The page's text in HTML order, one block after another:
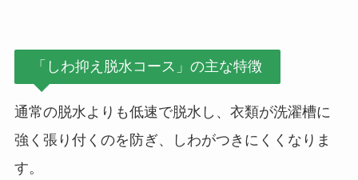
「しわ抑え脱水コース」の主な特徴
通常の脱水よりも低速で脱水し、衣類が洗濯槽に
強く張り付くのを防ぎ、しわがつきにくくなりま
す。